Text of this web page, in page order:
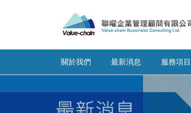
關於我們 最新消息 服務項目